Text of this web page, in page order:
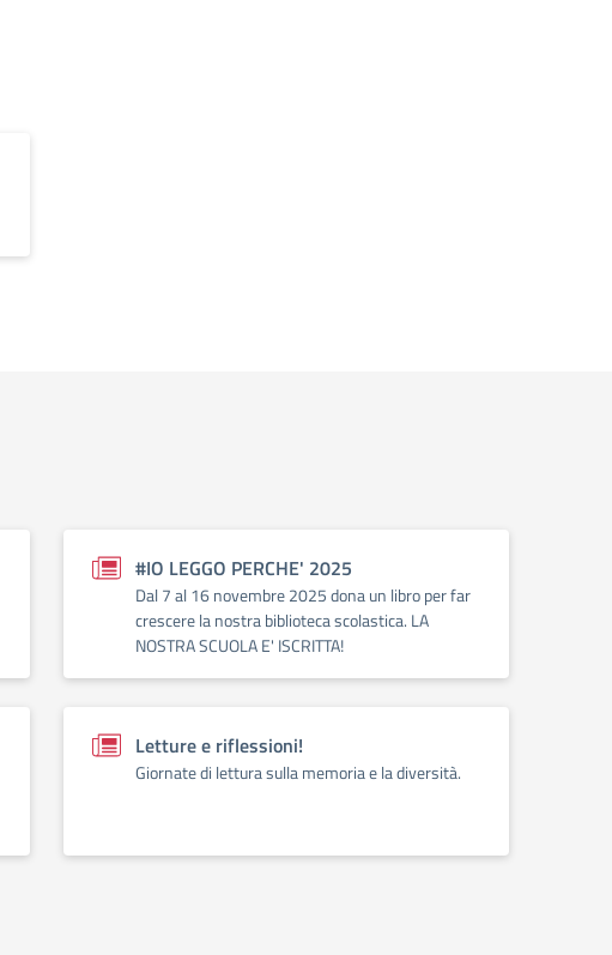
#IO LEGGO PERCHE' 2025
Dal 7 al 16 novembre 2025 dona un libro per far
crescere la nostra biblioteca scolastica. LA
NOSTRA SCUOLA E' ISCRITTA!
Letture e riflessioni!
Giornate di lettura sulla memoria e la diversità.